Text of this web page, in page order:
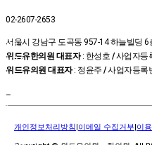
02-2607-2653
서울시 강남구 도곡동 957-14 하늘빌딩 6
위드유한의원 대표자: 한성호 /사업자등
위드유의원 대표자: 정윤주 /사업자등록
–
개인정보처리방침|이메일 수집거부|이
예약
상담신
청